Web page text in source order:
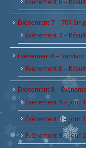
Évènement 6 –
Évènement 7 – 70$
Évènement 7 –
Évènement 8 –
Évènement 8 –
Évènement 9 –
Évènement 9 – Jour
Évènement 9 – Jour
Évènement 9 – Jour 2